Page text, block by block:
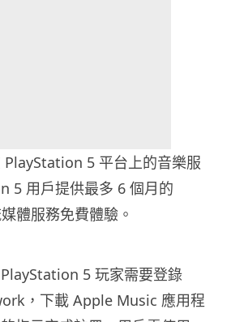
5 平台上的音樂服
5 用戶提供最多 6 個月的
體服務免費體驗。
5 玩家需要登錄
，下載 Apple Music 應用程